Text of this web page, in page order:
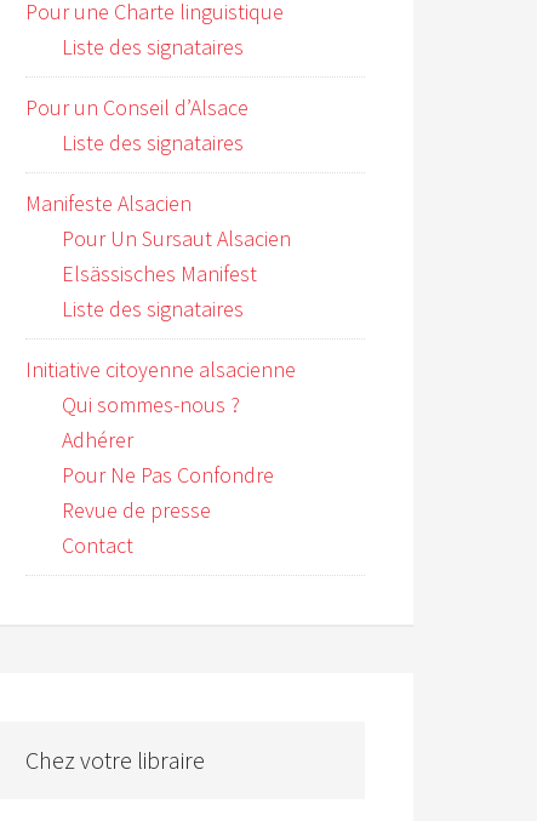
Pour une Charte linguistique
Liste des signataires
Pour un Conseil d’Alsace
Liste des signataires
Manifeste Alsacien
Pour Un Sursaut Alsacien
Elsässisches Manifest
Liste des signataires
Initiative citoyenne alsacienne
Qui sommes-nous ?
Adhérer
Pour Ne Pas Confondre
Revue de presse
Contact
Chez votre libraire